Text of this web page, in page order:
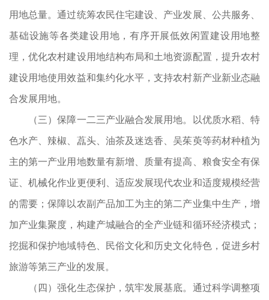
用地总量。通过统筹农民住宅建设、产业发展、公共服务、
基础设施等各类建设用地，有序开展低效闲置建设用地整
理，优化农村建设用地结构布局和土地资源配置，提升农村
建设用地使用效益和集约化水平，支持农村新产业新业态融
合发展用地。
（三）保障一二三产业融合发展用地。以优质水稻、特
色水产、辣椒、藠头、油茶及迷迭香、吴茱萸等药材种植为
主的第一产业用地数量有新增、质量有提高、粮食安全有保
证、机械化作业更便利、适应发展现代农业和适度规模经营
的需要；保障以农副产品加工为主的第二产业集中生产，增
加产业集聚度，构建产城融合的全产业链和循环经济模式；
挖掘和保护地域特色、民俗文化和历史文化特色，促进乡村
旅游等第三产业的发展。
（四）强化生态保护，筑牢发展基底。通过科学调整项